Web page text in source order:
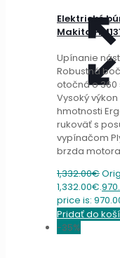
Elektrické
Makita
Upínanie
Robustná
otočná o 360
Vysoký
hmotnosti
rukoväť s
vypínačom
brzda
1,332.00€
1,332.00€.
price is:
Pridať do
-35%